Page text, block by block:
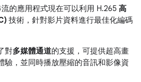
的應用程式現在可以利用 H.265 高
技術，針對影片資料進行最佳化編碼
對多媒體通道的支援，可提供超高畫
驗，並同時播放壓縮的音訊和影像資